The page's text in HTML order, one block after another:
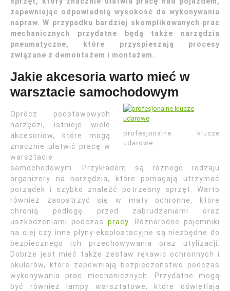
zapewniając odpowiednią wysokość do wykonywania
napraw. W przypadku bardziej skomplikowanych prac
mechanicznych przydatne będą także narzędzia
pneumatyczne, które przyspieszają procesy
związane z demontażem i montażem.
Jakie akcesoria warto mieć w
warsztacie samochodowym
profesjonalne klucze
udarowe
Oprócz podstawowych
narzędzi, istnieje wiele
akcesoriów, które mogą
znacznie ułatwić pracę w
warsztacie
samochodowym. Przykładem są różnego rodzaju
organizery na narzędzia, które pomagają utrzymać
porządek i szybko znaleźć potrzebny sprzęt. Warto
również zaopatrzyć się w maty ochronne, które
chronią podłogę przed zabrudzeniami oraz
uszkodzeniami podczas pracy . Różnorodne pojemniki
na olej czy inne płyny eksploatacyjne są niezbędne do
bezpiecznego ich przechowywania oraz utylizacji.
Dobrze jest mieć także zestaw rękawic ochronnych i
okularów, które zapewniają bezpieczeństwo podczas
wykonywania prac mechanicznych. Przydatne mogą
być również lampy warsztatowe, które oświetlają